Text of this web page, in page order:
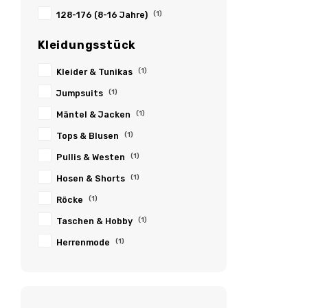
128-176 (8-16 Jahre) (1)
Kleidungsstück
Kleider & Tunikas (1)
Jumpsuits (1)
Mäntel & Jacken (1)
Tops & Blusen (1)
Pullis & Westen (1)
Hosen & Shorts (1)
Röcke (1)
Taschen & Hobby (1)
Herrenmode (1)